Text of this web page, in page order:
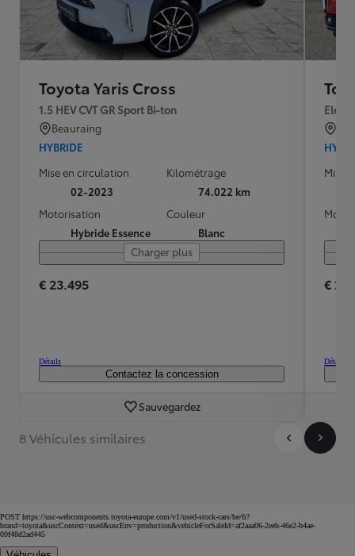
Toyota Yaris Cross
1.5 HEV CVT GR Sport Bi-ton
Beauraing
HYBRIDE
Mise en circulation
02-2023
Kilométrage
74.022 km
Motorisation
Hybride Essence
Couleur
Blanc
Charger plus
€ 23.495
Détails
Contactez la concession
Sauvegardez
Mise
€
Détails
8 Véhicules similaires
POST https://usc-webcomponents.toyota-europe.com/v1/used-stock-cars/be/fr?
brand=toyota&uscContext=used&uscEnv=production&vehicleForSaleId=af2aaa06-2eeb-46e2-b4ae-
09f48d2ad445